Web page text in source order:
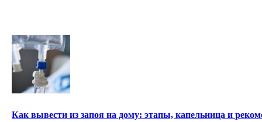
Как вывести из запоя на дому: этапы, капельница и